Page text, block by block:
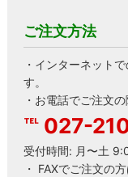
ご注文方法
・インターネット
す。
・お電話でご注文
027-
受付時間: 月〜土
・ FAXでご注文の